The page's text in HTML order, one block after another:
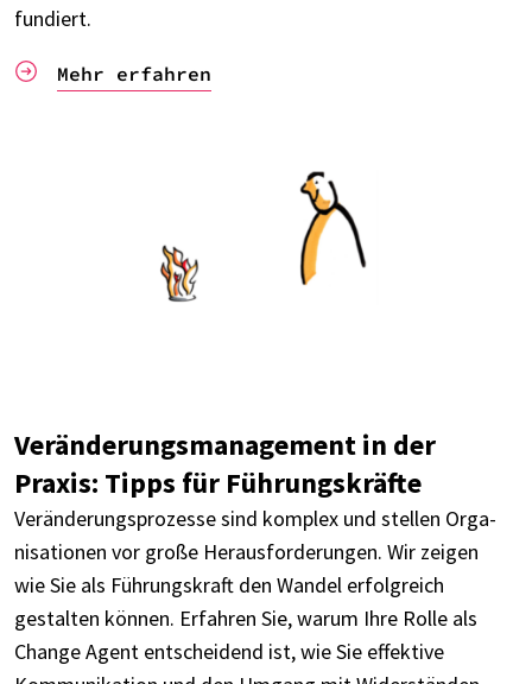
fundiert.
Mehr erfah­ren
Verän­de­rungs­ma­nage­ment in der
Praxis: Tipps für Führungs­kräfte
Verän­de­rungs­pro­zesse sind komplex und stel­len Orga­
ni­sa­tio­nen vor große Heraus­for­de­run­gen. Wir zeigen
wie Sie als Führungs­kraft den Wandel erfolg­reich
gestal­ten können. Erfah­ren Sie, warum Ihre Rolle als
Change Agent entschei­dend ist, wie Sie effek­tive